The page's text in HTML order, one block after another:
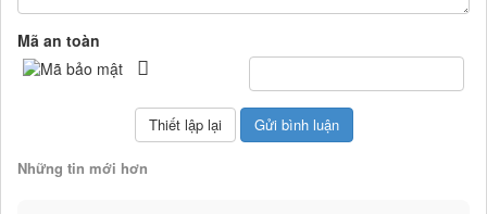
Mã an toàn
Những tin mới hơn